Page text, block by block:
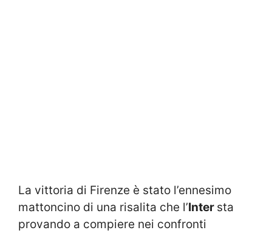
La vittoria di Firenze è stato l’ennesimo
mattoncino di una risalita che l’Inter sta
provando a compiere nei confronti